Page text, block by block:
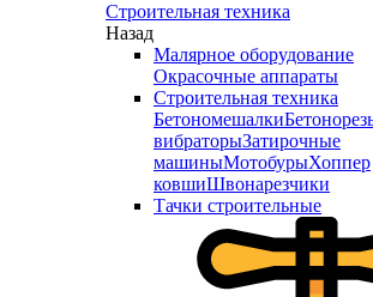
Строительная техника
Назад
Малярное оборудование
Окрасочные аппараты
Строительная техника
Бетономешалки
вибраторыЗатирочные
машиныМотобурыХоппер
ковшиШвонарезчики
Тачки строительные